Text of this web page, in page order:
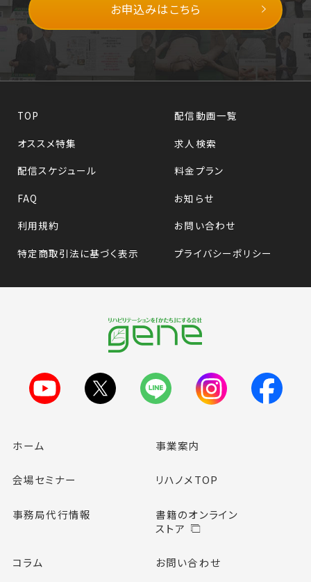
お申込みはこちら
TOP
配信動画一覧
オススメ特集
求人検索
配信スケジュール
料金プラン
FAQ
お知らせ
利用規約
お問い合わせ
特定商取引法に基づく表示
プライバシーポリシー
ホーム 事業案内
会場セミナー リハノメTOP
事務局代行情報
書籍のオンライン
ストア
コラム お問い合わせ